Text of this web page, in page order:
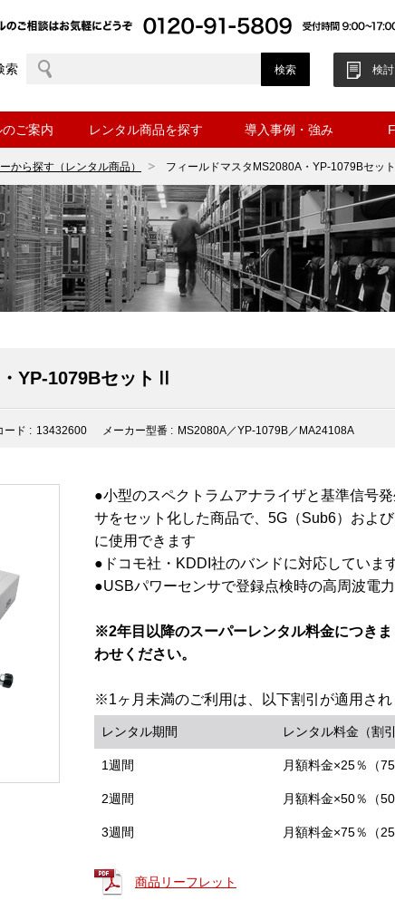
索 検
ご案内 レンタル商品を探す 導入事例・強み
から探す（レンタル商品） フィールドマスタMS2080A・YP-1079Bセッ
YP-1079BセットⅡ
ード : 13432600 メーカー型番 : MS2080A／YP-1079B／MA24108A
●小型のスペクトラムアナライザと基準信号
サをセット化した商品で、5G（Sub6）およ
に使用できます
●ドコモ社・KDDI社のバンドに対応していま
●USBパワーセンサで登録点検時の高周波電
※2年目以降のスーパーレンタル料金につき
わせください。
※1ヶ月未満のご利用は、以下割引が適用され
レンタル期間 レンタル料金（割引
1週間 月額料金×25％（75
2週間 月額料金×50％（50
3週間 月額料金×75％（25
商品リーフレット